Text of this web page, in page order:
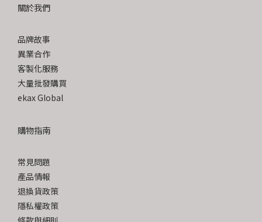
關於我們
品牌故事
異業合作
客製化服務
大量批發購買
ekax Global
購物指南
常見問題
產品情報
退換貨政策
隱私權政策